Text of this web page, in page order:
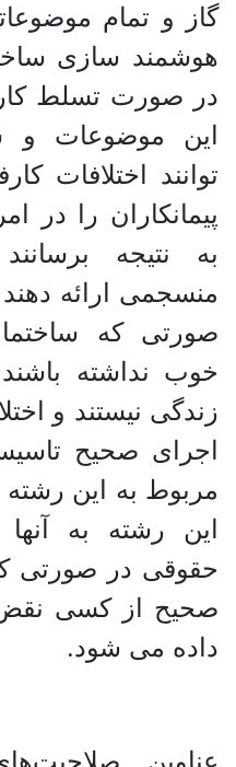
گاز و تمام
هوشمند سازی
در صورت تسلط
این موضوعات
‌توانند اختلافات
پیمانکاران را در
به نتیجه
منسجمی ارائه
صورتی که
خوب نداشته
زندگی نیستند و
اجرای صحیح
مربوط به این
این رشته به
حقوقی در صورتی
صحیح از کسی
داده می شود.